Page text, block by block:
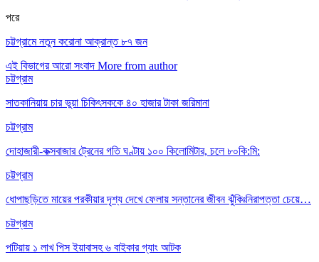
পরে
চট্টগ্রামে নতুন করোনা আক্রান্ত ৮৭ জন
এই বিভাগের আরো সংবাদ More from author
চট্টগ্রাম
সাতকানিয়ায় চার ভুয়া চিকিৎসককে ৪০ হাজার টাকা জরিমানা
চট্টগ্রাম
দোহাজারী-কক্সবাজার ট্রেনের গতি ঘণ্টায় ১০০ কিলোমিটার, চলে ৮০কি:মি:
চট্টগ্রাম
ধোপাছড়িতে মায়ের পরকীয়ার দৃশ্য দেখে ফেলায় সন্তানের জীবন ঝুঁকিঃনিরাপত্তা চেয়ে…
চট্টগ্রাম
পটিয়ায় ১ লাখ পিস ইয়াবাসহ ৬ বাইকার গ্যাং আটক